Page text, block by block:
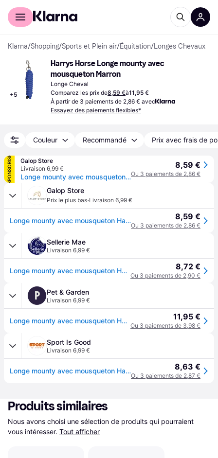
Acheter avec Klarna
Klarna/Shopping/Sports et Plein air/Équitation/Longes Chevaux
+5
Harrys Horse Longe mounty avec
mousqueton Marron
Longe Cheval
Comparez les prix de8,59 €à11,95 €
À partir de 3 paiements de 2,86 € avec
Essayez des paiements flexibles*
Couleur Recommandé Prix avec frais de
SPONSORISÉ
Galop Store
Livraison 6,99 €
Longe mounty avec mousqueton Harry's Horse - Marron
8,59 €
Ou 3 paiements de 2,86 €
Galop Store
Prix le plus bas·Livraison 6,99 €
Longe mounty avec mousqueton Harry's Horse - Marron 8,59 €
Ou 3 paiements de 2,86 €
Sellerie Mae
Livraison 6,99 €
Longe mounty avec mousqueton Harry's Horse - Marron 8,72 €
Ou 3 paiements de 2,90 €
P Pet & Garden
Livraison 6,99 €
Longe mounty avec mousqueton Harry's Horse - Marron 11,95 €
Ou 3 paiements de 3,98 €
Sport Is Good
Livraison 6,99 €
Longe mounty avec mousqueton Harry's Horse - Marron 8,63 €
Ou 3 paiements de 2,87 €
Produits similaires
Nous avons choisi une sélection de produits qui pourraient
vous intéresser. Tout afficher